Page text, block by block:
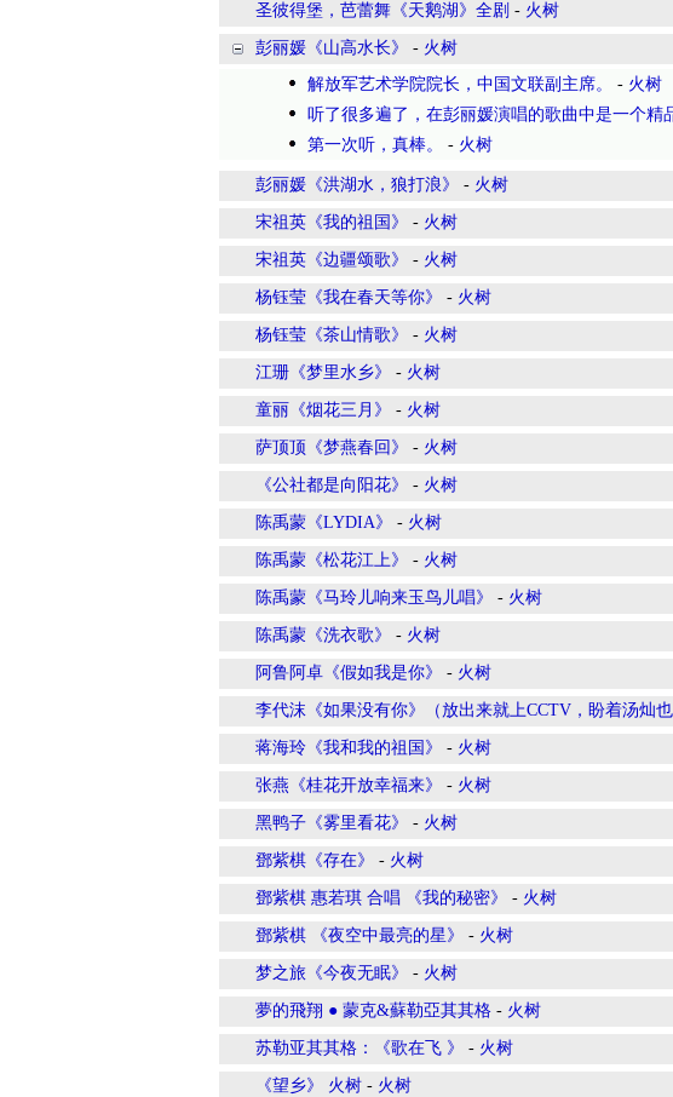
圣彼得堡，芭蕾舞《天鹅湖》全剧 - 火树
彭丽媛《山高水长》 - 火树
解放军艺术学院院长，中国文联副主席。
- 火树
听了很多遍了，在彭丽媛演唱的歌曲中是一个精
第一次听，真棒。
- 火树
彭丽媛《洪湖水，狼打浪》 - 火树
宋祖英《我的祖国》 - 火树
宋祖英《边疆颂歌》 - 火树
杨钰莹《我在春天等你》 - 火树
杨钰莹《茶山情歌》 - 火树
江珊《梦里水乡》 - 火树
童丽《烟花三月》 - 火树
萨顶顶《梦燕春回》 - 火树
《公社都是向阳花》 - 火树
陈禹蒙《LYDIA》 - 火树
陈禹蒙《松花江上》 - 火树
陈禹蒙《马玲儿响来玉鸟儿唱》 - 火树
陈禹蒙《洗衣歌》 - 火树
阿鲁阿卓《假如我是你》 - 火树
李代沫《如果没有你》（放出来就上CCTV，盼着汤灿也
蒋海玲《我和我的祖国》 - 火树
张燕《桂花开放幸福来》 - 火树
黑鸭子《雾里看花》 - 火树
鄧紫棋《存在》 - 火树
鄧紫棋 惠若琪 合唱 《我的秘密》 - 火树
鄧紫棋 《夜空中最亮的星》 - 火树
梦之旅《今夜无眠》 - 火树
夢的飛翔 ● 蒙克&蘇勒亞其其格 - 火树
苏勒亚其其格：《歌在飞 》 - 火树
《望乡》 火树 - 火树